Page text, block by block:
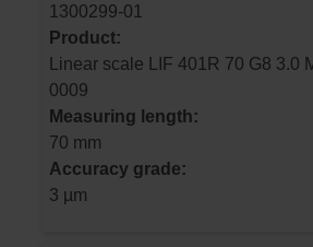
1300299-01
Product:
Linear scale LIF 401R 70 G8 3.0 ML/2 .. OK 01
0009
Measuring length:
70 mm
Accuracy grade:
3 µm